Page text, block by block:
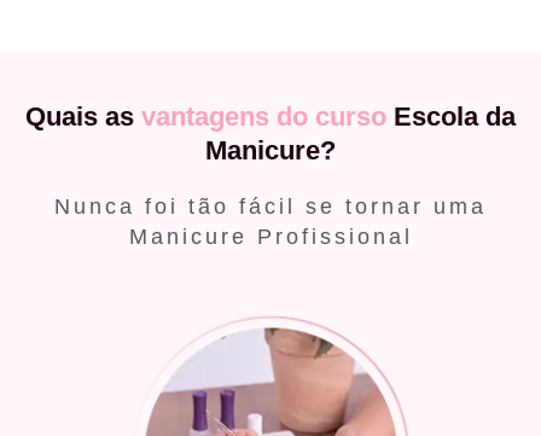
Quais as vantagens do curso Escola da
Manicure?
Nunca foi tão fácil se tornar uma
Manicure Profissional